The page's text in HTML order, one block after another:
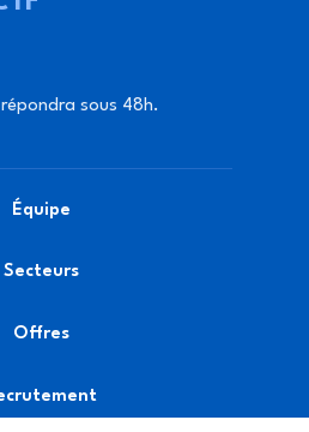
sous 48h.
Équipe
Secteurs
Offres